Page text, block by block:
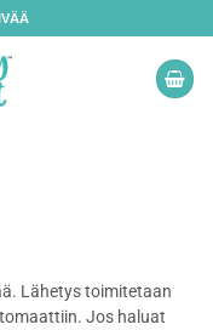
Lähetys toimitetaan
Jos haluat